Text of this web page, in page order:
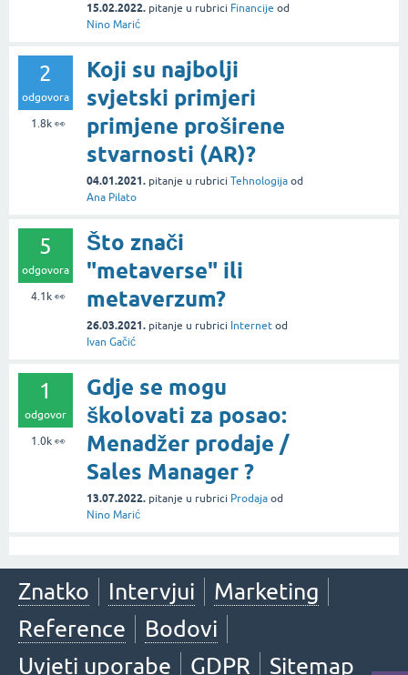
15.02.2022. pitanje u rubrici Financije od
Nino Marić
2
odgovora
1.8k👀
Koji su najbolji
svjetski primjeri
primjene proširene
stvarnosti (AR)?
04.01.2021. pitanje u rubrici Tehnologija od
Ana Pilato
5
odgovora
4.1k👀
Što znači
"metaverse" ili
metaverzum?
26.03.2021. pitanje u rubrici Internet od
Ivan Gačić
1
odgovor
1.0k👀
Gdje se mogu
školovati za posao:
Menadžer prodaje /
Sales Manager ?
13.07.2022. pitanje u rubrici Prodaja od
Nino Marić
Znatko Intervjui
Marketing
Reference
Bodovi
Uvjeti uporabe
GDPR Sitemap